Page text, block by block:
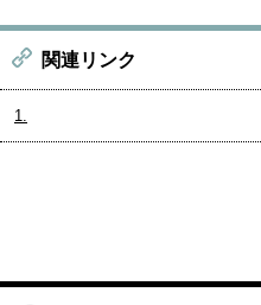
関連リンク
1.